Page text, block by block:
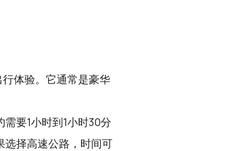
体验。它通常是豪华
要1小时到1小时30分
选择高速公路，时间可